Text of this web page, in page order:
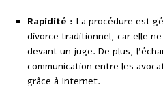
Rapidité : La procédure est
divorce traditionnel, car elle
devant un juge. De plus,
communication entre les
grâce à Internet.